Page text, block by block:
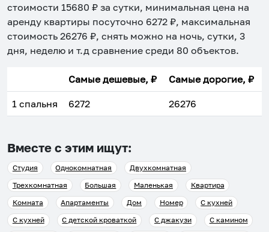
стоимости 15680 ₽ за сутки, минимальная цена на
аренду квартиры посуточно 6272 ₽, максимальная
стоимость 26276 ₽, снять можно на ночь, сутки, 3
дня, неделю и т.д сравнение среди 80 объектов.
Самые дешевые, ₽ Самые дорогие, ₽
1 спальня 6272 26276
Вместе с этим ищут:
Студия Однокомнатная
Двухкомнатная
Трехкомнатная
Большая Маленькая
Квартира
Комната
Апартаменты Дом Номер
С кухней
С кухней
С детской кроваткой С джакузи
С камином